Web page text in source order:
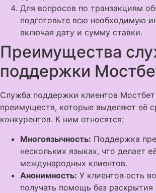
Для вопросов по транзакциям
подготовьте всю необходимую
включая дату и сумму ставки.
Преимущества
поддержки
Служба поддержки клиентов
преимуществ, которые выделяют её
конкурентов. К ним относятся:
Многоязычность: Поддержка
нескольких языках, что делает
международных клиентов.
Анонимность: У клиентов есть
получать помощь без раскрытия